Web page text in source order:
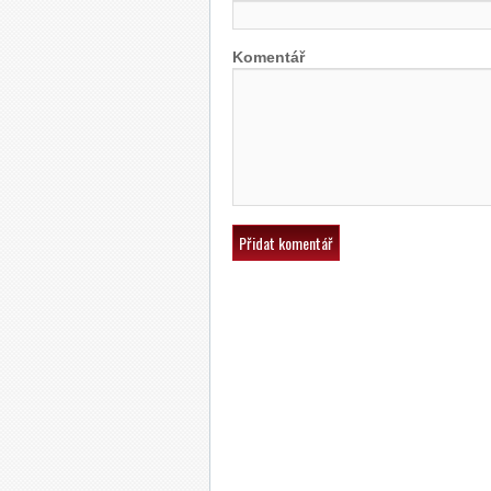
Komentář